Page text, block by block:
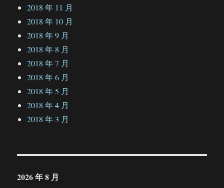
2018 年 11 月
2018 年 10 月
2018 年 9 月
2018 年 8 月
2018 年 7 月
2018 年 6 月
2018 年 5 月
2018 年 4 月
2018 年 3 月
2026 年 8 月